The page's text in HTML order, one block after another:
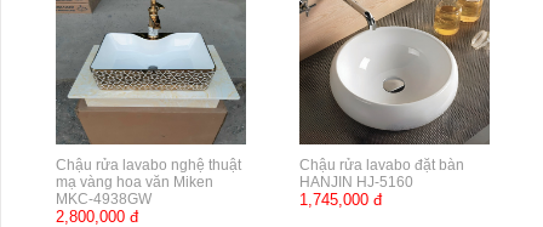
Chậu rửa lavabo nghệ thuật
mạ vàng hoa văn Miken
MKC-4938GW
2,800,000 đ
Chậu rửa lavabo đặt bàn
HANJIN HJ-5160
1,745,000 đ